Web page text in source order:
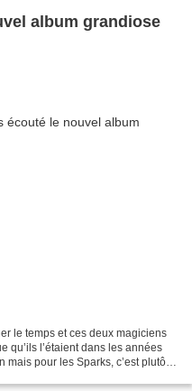
album grandiose
le temps et ces deux magiciens
qu’ils l’étaient dans les années
mais pour les Sparks, c’est plutôt